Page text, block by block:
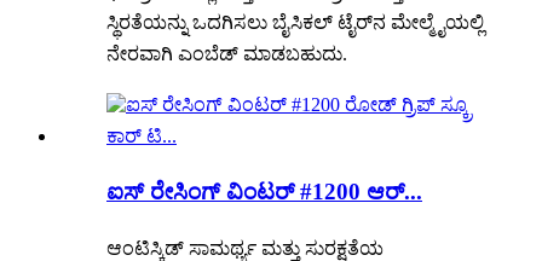
ಸ್ಥಿರತೆಯನ್ನು ಒದಗಿಸಲು ಬೈಸಿಕಲ್ ಟೈರ್‌ನ ಮೇಲ್ಮೈಯಲ್ಲಿ
ನೇರವಾಗಿ ಎಂಬೆಡ್ ಮಾಡಬಹುದು.
ಐಸ್ ರೇಸಿಂಗ್ ವಿಂಟರ್ #1200 ಆರ್...
ಆಂಟಿಸ್ಕಿಡ್ ಸಾಮರ್ಥ್ಯ ಮತ್ತು ಸುರಕ್ಷತೆಯ